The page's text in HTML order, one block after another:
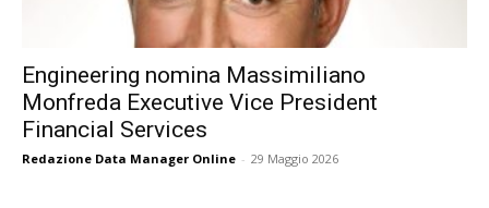
Engineering nomina Massimiliano
Monfreda Executive Vice President
Financial Services
Redazione Data Manager Online - 29 Maggio 2026